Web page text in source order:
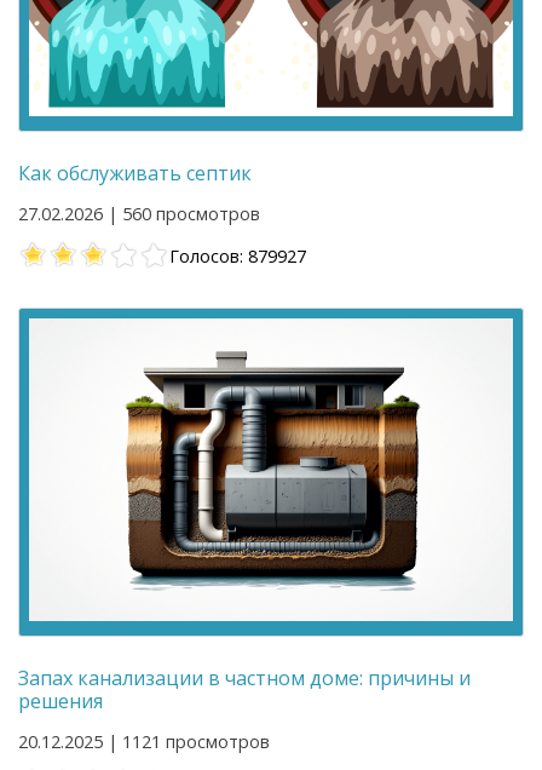
Как обслуживать септик
27.02.2026 | 560 просмотров
Голосов: 879927
Запах канализации в частном доме: причины и
решения
20.12.2025 | 1121 просмотров